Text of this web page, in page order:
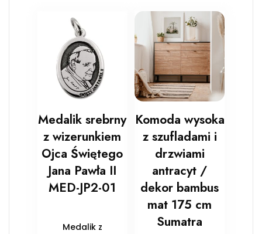
Medalik srebrny
z wizerunkiem
Ojca Świętego
Jana Pawła II
MED-JP2-01
Medalik z
Komoda wysoka
z szufladami i
drzwiami
antracyt /
dekor bambus
mat 175 cm
Sumatra